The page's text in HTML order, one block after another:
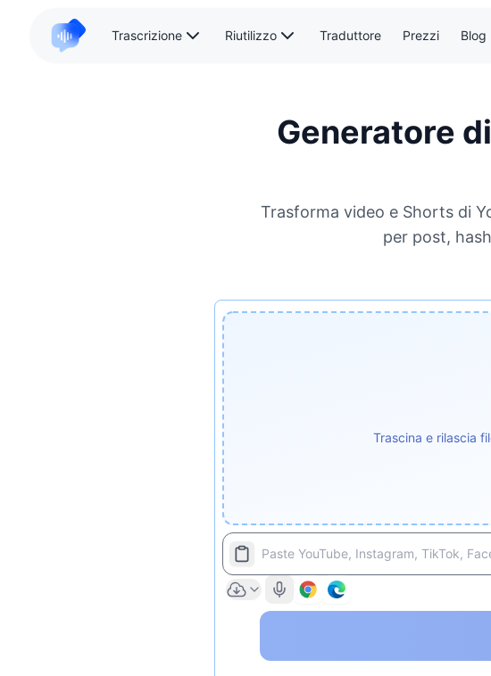
Trascrizione Riutilizzo Traduttore Prezzi Blog
Generatore
Trasforma video e Shorts di
per post,
Trascina e rilascia
Paste YouTube, Instagram, TikTok,